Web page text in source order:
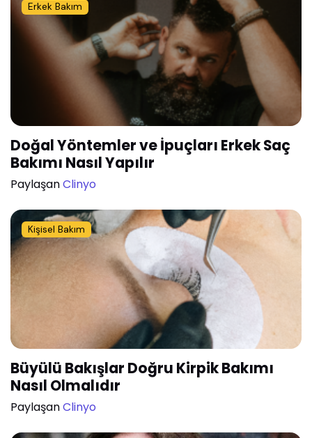
Erkek Bakım
Doğal Yöntemler ve İpuçları Erkek Saç
Bakımı Nasıl Yapılır
PaylaşanClinyo
Kişisel Bakım
Büyülü Bakışlar Doğru Kirpik Bakımı
Nasıl Olmalıdır
PaylaşanClinyo